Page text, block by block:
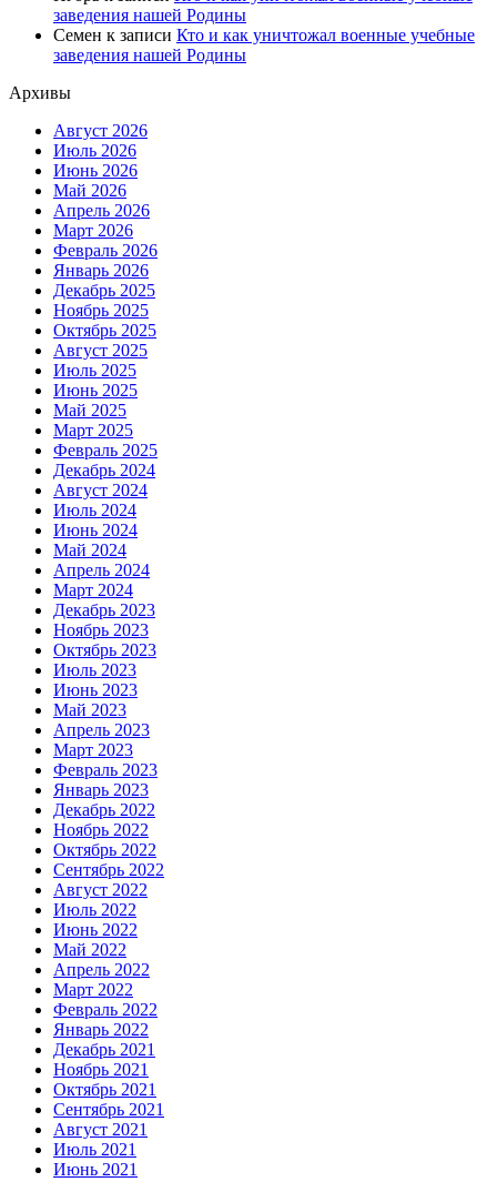
заведения нашей Родины
Семен к записи Кто и как уничтожал военные учебные
заведения нашей Родины
Архивы
Август 2026
Июль 2026
Июнь 2026
Май 2026
Апрель 2026
Март 2026
Февраль 2026
Январь 2026
Декабрь 2025
Ноябрь 2025
Октябрь 2025
Август 2025
Июль 2025
Июнь 2025
Май 2025
Март 2025
Февраль 2025
Декабрь 2024
Август 2024
Июль 2024
Июнь 2024
Май 2024
Апрель 2024
Март 2024
Декабрь 2023
Ноябрь 2023
Октябрь 2023
Июль 2023
Июнь 2023
Май 2023
Апрель 2023
Март 2023
Февраль 2023
Январь 2023
Декабрь 2022
Ноябрь 2022
Октябрь 2022
Сентябрь 2022
Август 2022
Июль 2022
Июнь 2022
Май 2022
Апрель 2022
Март 2022
Февраль 2022
Январь 2022
Декабрь 2021
Ноябрь 2021
Октябрь 2021
Сентябрь 2021
Август 2021
Июль 2021
Июнь 2021